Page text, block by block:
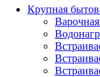
Крупная